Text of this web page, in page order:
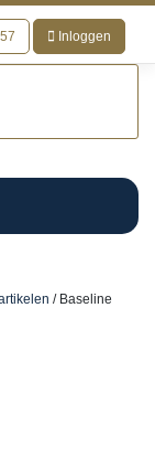
Inloggen
/ Baseline